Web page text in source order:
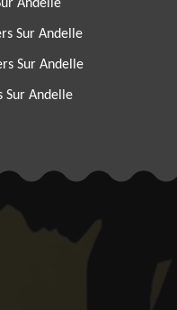
Andelle
Sur Andelle
Sur Andelle
Sur Andelle